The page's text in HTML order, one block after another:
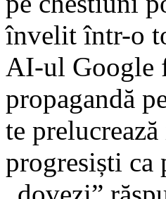
învelit într-o
AI-ul Google
propagandă
te
progresiști ca